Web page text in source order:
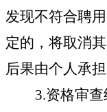
发现不符合聘
定的，将取消
后果由个人承担
3.资格审